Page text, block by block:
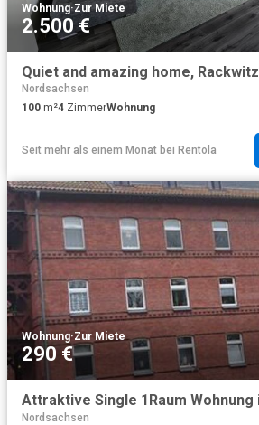
Wohnung·Zur Miete
2.500 €
Quiet and amazing home, Rackwitz
Nordsachsen
100 m²4 ZimmerWohnung
Seit mehr als einem Monat bei Rentola
Wohnung·Zur Miete
290 €
Nordsachsen